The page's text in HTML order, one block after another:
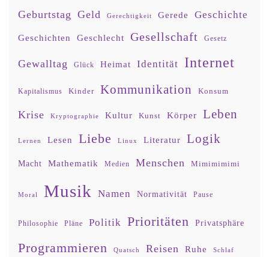
Geburtstag Geld Gerechtigkeit Gerede Geschichte
Geschichten Geschlecht Gesellschaft Gesetz
Gewalltag Glück Heimat Identität Internet
Kapitalismus Kinder Kommunikation Konsum
Krise Kryptographie Kultur Kunst Körper Leben
Lernen Lesen Liebe Linux Literatur Logik
Macht Mathematik Medien Menschen Mimimimimi
Moral Musik Namen Normativität Pause
Philosophie Pläne Politik Prioritäten Privatsphäre
Programmieren Quatsch Reisen Ruhe Schlaf